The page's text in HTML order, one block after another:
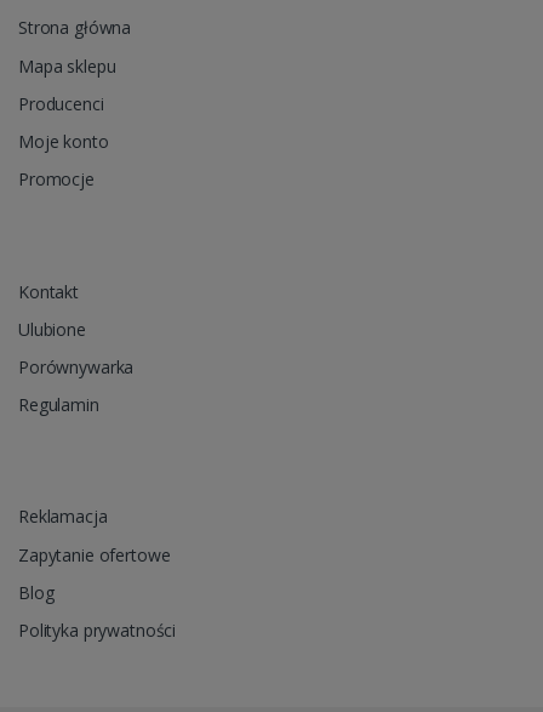
Strona główna
Mapa sklepu
Producenci
Moje konto
Promocje
Kontakt
Ulubione
Porównywarka
Regulamin
Reklamacja
Zapytanie ofertowe
Blog
Polityka prywatności